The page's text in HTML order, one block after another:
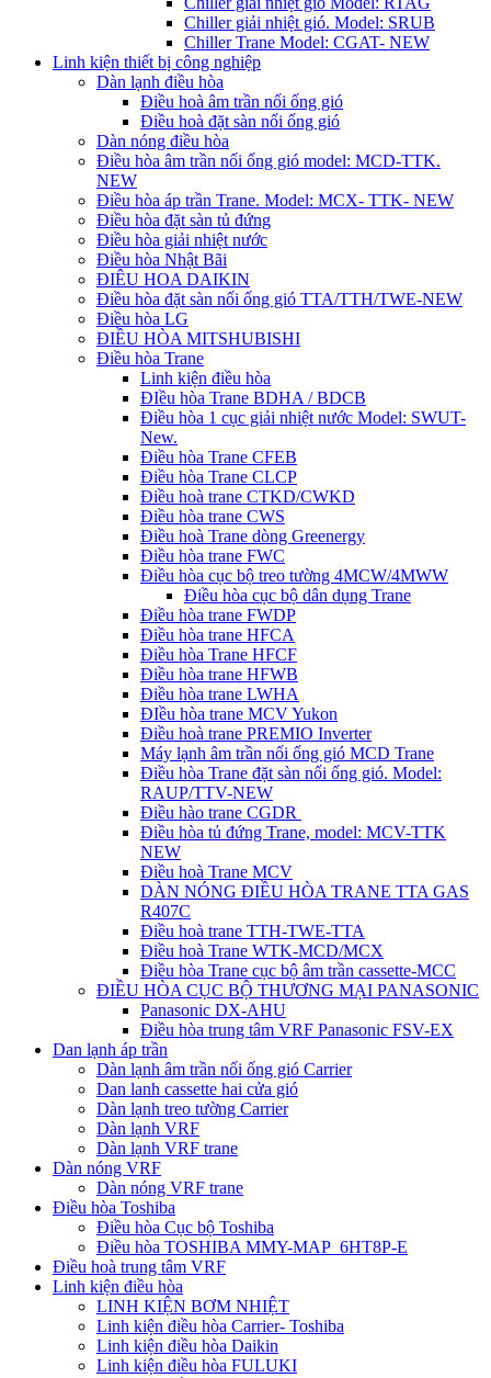
Chiller giải nhiệt gió. Model: SRUB
Chiller Trane Model: CGAT- NEW
Linh kiện thiết bị công nghiệp
Dàn lạnh điều hòa
Điều hoà âm trần nối ống gió
Điều hoà đặt sàn nối ống gió
Dàn nóng điều hòa
Điều hòa âm trần nối ống gió model: MCD-TTK.
NEW
Điều hòa áp trần Trane. Model: MCX- TTK- NEW
Điều hòa đặt sàn tủ đứng
Điều hòa giải nhiệt nước
Điều hòa Nhật Bãi
ĐIÊU HOA DAIKIN
Điều hòa đặt sàn nối ống gió TTA/TTH/TWE-NEW
Điều hòa LG
ĐIỀU HÒA MITSHUBISHI
Điều hòa Trane
Linh kiện điều hòa
ĐIều hòa Trane BDHA / BDCB
Điều hòa 1 cục giải nhiệt nước Model: SWUT-
New.
Điều hòa Trane CFEB
Điều hòa Trane CLCP
Điều hoà trane CTKD/CWKD
Điều hòa trane CWS
Điều hoà Trane dòng Greenergy
Điều hòa trane FWC
Điều hòa cục bộ treo tường 4MCW/4MWW
Điều hòa cục bộ dân dụng Trane
Điều hòa trane FWDP
Điều hòa trane HFCA
Điều hòa Trane HFCF
Điều hòa trane HFWB
Điều hòa trane LWHA
ĐIều hòa trane MCV Yukon
Điều hoà trane PREMIO Inverter
Máy lạnh âm trần nối ống gió MCD Trane
Điều hòa Trane đặt sàn nối ống gió. Model:
RAUP/TTV-NEW
Điều hào trane CGDR
Điều hòa tủ đứng Trane, model: MCV-TTK
NEW
Điều hoà Trane MCV
DÀN NÓNG ĐIỀU HÒA TRANE TTA GAS
R407C
Điều hoà trane TTH-TWE-TTA
Điều hoà Trane WTK-MCD/MCX
Điều hòa Trane cục bộ âm trần cassette-MCC
ĐIỀU HÒA CỤC BỘ THƯƠNG MẠI PANASONIC
Panasonic DX-AHU
Điều hòa trung tâm VRF Panasonic FSV-EX
Dan lạnh áp trần
Dàn lạnh âm trần nối ống gió Carrier
Dan lanh cassette hai cửa gió
Dàn lạnh treo tường Carrier
Dàn lạnh VRF
Dàn lạnh VRF trane
Dàn nóng VRF
Dàn nóng VRF trane
Điều hòa Toshiba
Điều hòa Cục bộ Toshiba
Điều hòa TOSHIBA MMY-MAP_6HT8P-E
Điều hoà trung tâm VRF
Linh kiện điều hòa
LINH KIỆN BƠM NHIỆT
Linh kiện điều hòa Carrier- Toshiba
Linh kiện điều hòa Daikin
Linh kiện điều hòa FULUKI